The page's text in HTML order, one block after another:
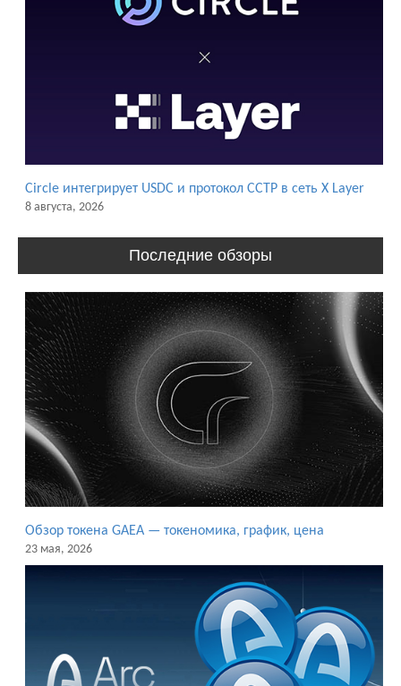
Circle интегрирует USDC и протокол CCTP в сеть X Layer
8 августа, 2026
Последние обзоры
Обзор токена GAEA — токеномика, график, цена
23 мая, 2026